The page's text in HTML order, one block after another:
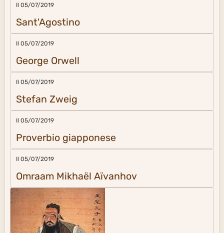
Il 05/07/2019
Sant'Agostino
Il 05/07/2019
George Orwell
Il 05/07/2019
Stefan Zweig
Il 05/07/2019
Proverbio giapponese
Il 05/07/2019
Omraam Mikhaël Aïvanhov